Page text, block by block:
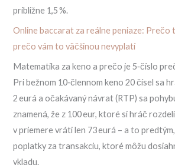
približne 1,5 %.
Online baccarat za reálne peniaze: Prečo
prečo vám to väčšinou nevyplatí
Matematika za keno a prečo je 5‑číslo
Pri bežnom 10‑člennom keno 20 čísel sa
2 eurá a očakávaný návrat (RTP) sa
znamená, že z 100 eur, ktoré si hráč
v priemere vráti len 73 eurá – a to
poplatky za transakciu, ktoré môžu
vkladu.